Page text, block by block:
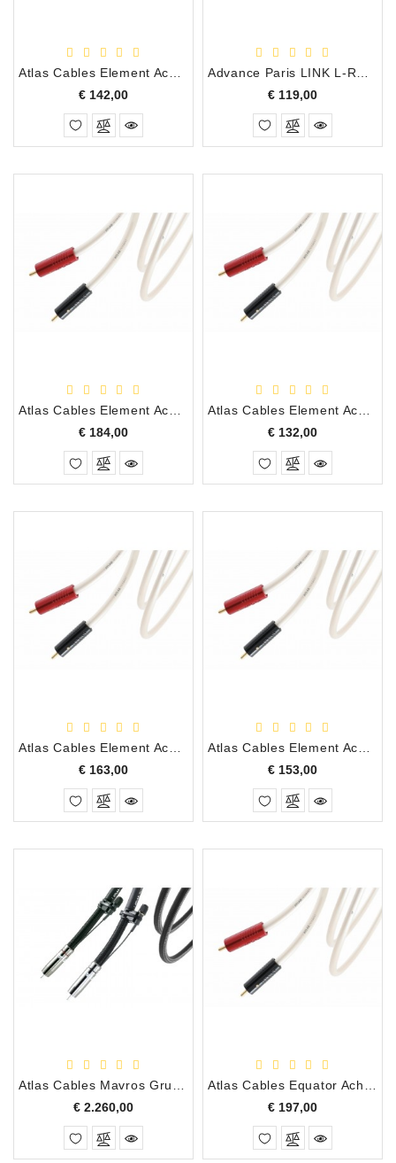
DEMO
OPRUIMING
OCCASIONS
DEMONSTRATIES
CLINICS
VERHUUR,
SERVICE
€ 142,00Prijs
€ 119,00Prijs
€ 184,00Prijs
€ 132,00Prijs
€ 163,00Prijs
€ 153,00Prijs
Atlas Cables Mavros Grun Ultra L Interlink/Interconnect, 1.00 Meter
€ 2.260,00Prijs
Atlas Cables Equator Achromatic Interlink X RCA/RCA, 0.50 Meter
€ 197,00Prijs